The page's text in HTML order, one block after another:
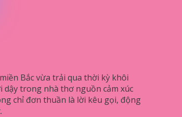
Bắc vừa trải qua thời kỳ khôi
dậy trong nhà thơ nguồn cảm xúc
chỉ đơn thuần là lời kêu gọi, động